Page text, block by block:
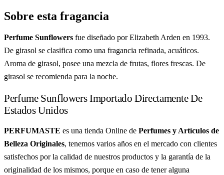
Sobre esta fragancia
Perfume Sunflowers fue diseñado por Elizabeth Arden en 1993.
De girasol se clasifica como una fragancia refinada, acuáticos.
Aroma de girasol, posee una mezcla de frutas, flores frescas. De
girasol se recomienda para la noche.
Perfume Sunflowers Importado Directamente De
Estados Unidos
PERFUMASTE es una tienda Online de Perfumes y Artículos de
Belleza Originales, tenemos varios años en el mercado con clientes
satisfechos por la calidad de nuestros productos y la garantía de la
originalidad de los mismos, porque en caso de tener alguna